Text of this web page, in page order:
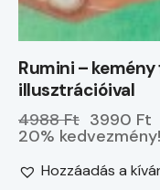
Rumini –
illusztrációival
4988 Ft 3990 Ft
20% kedvezmény!
Hozzáadás a